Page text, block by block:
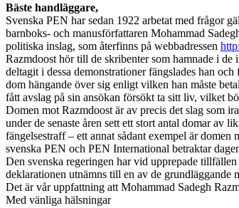
Bäste handläggare,
Svenska PEN har sedan 1922 arbetat med frågor
barnboks- och manusförfattaren Mohammad
politiska inslag, som återfinns på webbadressen
Razmdoost hör till de skribenter som hamnade i
deltagit i dessa demonstrationer fängslades han
dom hängande över sig enligt vilken han måste
fått avslag på sin ansökan försökt ta sitt liv, vilket
Domen mot Razmdoost är av precis det slag som
under de senaste åren sett ett stort antal domar av
fängelsestraff – ett annat sådant exempel är
svenska PEN och PEN International betraktar
Den svenska regeringen har vid upprepade
deklarationen utnämns till en av de grundläggande
Det är vår uppfattning att Mohammad Sadegh
Med vänliga hälsningar